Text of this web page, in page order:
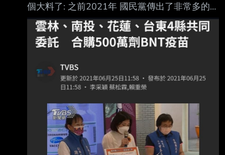
個大料了: 之前2021年 國民黨傳出了非常多的鬼
故事 例如有人指控(到底是誰他沒有講) 另外有一
位知名媒體人/民調公司老闆指控 (題外話 後來他
因為造謠誹謗 被法院依加重誹謗罪判刑+賠錢)
上面只是其中兩個例子 徐嶔煌當時也在做疫苗
掮客這個議題的調查報導 所以他就放出風聲說
自己想買BNT疫苗 然後真的就有一個人聽到風
聲跑來接觸他 兩個人約在板橋的某地碰面 這個
人的名片上的頭銜是簡體字的 是中國的某環保
科技股份有限公司